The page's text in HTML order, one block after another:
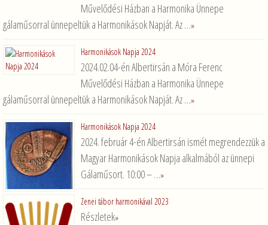
Művelődési Házban a Harmonika Ünnepe
gálaműsorral ünnepeltük a Harmonikások Napját. Az …»
Harmonikások Napja 2024
2024.02.04-én Albertirsán a Móra Ferenc
Művelődési Házban a Harmonika Ünnepe
gálaműsorral ünnepeltük a Harmonikások Napját. Az …»
Harmonikások Napja 2024
2024. február 4-én Albertirsán ismét megrendezzük a
Magyar Harmonikások Napja alkalmából az ünnepi
Gálaműsort. 10:00 – …»
Zenei tábor harmonikával 2023
Részletek»